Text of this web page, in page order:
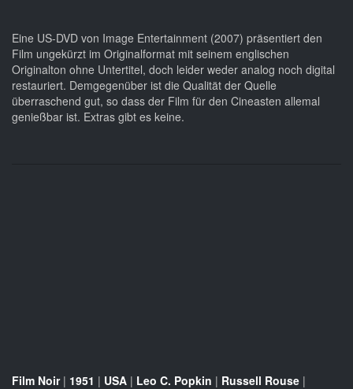
Eine US-DVD von Image Entertainment (2007) präsentiert den
Film ungekürzt im Originalformat mit seinem englischen
Originalton ohne Untertitel, doch leider weder analog noch digital
restauriert. Demgegenüber ist die Qualität der Quelle
überraschend gut, so dass der Film für den Cineasten allemal
genießbar ist. Extras gibt es keine.
Film Noir| 1951 | USA | Leo C. Popkin | Russell Rouse |